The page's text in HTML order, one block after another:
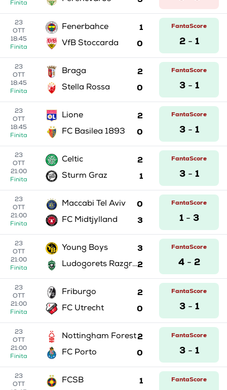
Finita
23
OTT
18:45
Finita
Fenerbahce 1
VfB Stoccarda 0
FantaScore
2 - 1
23
OTT
18:45
Finita
Braga 2
Stella Rossa 0
FantaScore
3 - 1
23
OTT
18:45
Finita
Lione 2
FC Basilea 1893 0
FantaScore
3 - 1
23
OTT
21:00
Finita
Celtic 2
Sturm Graz 1
FantaScore
3 - 1
23
OTT
21:00
Finita
Maccabi Tel Aviv 0
FC Midtjylland 3
FantaScore
1 - 3
23
OTT
21:00
Finita
Young Boys 3
Ludogorets Razgrad2
FantaScore
4 - 2
23
OTT
21:00
Finita
Friburgo 2
FC Utrecht 0
FantaScore
3 - 1
23
OTT
21:00
Finita
Nottingham Forest2
FC Porto 0
FantaScore
3 - 1
23
OTT
FCSB 1 FantaScore